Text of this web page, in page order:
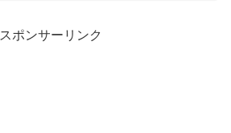
スポンサーリンク